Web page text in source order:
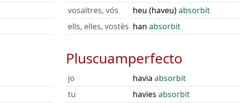
vosaltres, vós
heu (haveu)absorbit
ells, elles, vostès han absorbit
Pluscuamperfecto
jo havia absorbit
tu
havies absorbit